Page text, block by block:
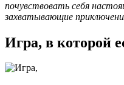
почувствовать себя
захватывающие
Игра, в которой